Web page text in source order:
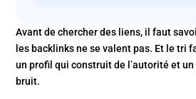
Avant de chercher des liens, il faut
les backlinks ne se valent pas. Et le tri
un profil qui construit de l’autorité et
bruit.